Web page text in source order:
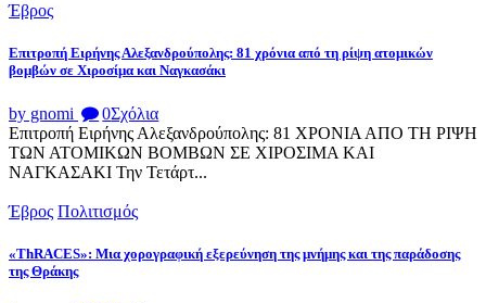
Έβρος
Επιτροπή Ειρήνης Αλεξανδρούπολης: 81 χρόνια από τη ρίψη ατομικών
βομβών σε Χιροσίμα και Ναγκασάκι
by gnomi 0Σχόλια
Επιτροπή Ειρήνης Αλεξανδρούπολης: 81 ΧΡΟΝΙΑ ΑΠΟ ΤΗ ΡΙΨΗ
ΤΩΝ ΑΤΟΜΙΚΩΝ ΒΟΜΒΩΝ ΣΕ ΧΙΡΟΣΙΜΑ ΚΑΙ
ΝΑΓΚΑΣΑΚΙ Την Τετάρτ...
Έβρος Πολιτισμός
«ThRACES»: Μια χορογραφική εξερεύνηση της μνήμης και της παράδοσης
της Θράκης